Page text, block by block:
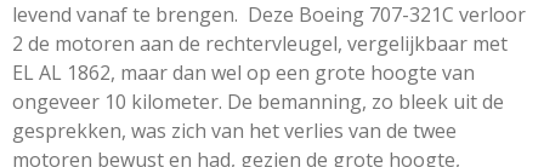
levend vanaf te brengen. Deze Boeing 707-321C verloor
2 de motoren aan de rechtervleugel, vergelijkbaar met
EL AL 1862, maar dan wel op een grote hoogte van
ongeveer 10 kilometer. De bemanning, zo bleek uit de
gesprekken, was zich van het verlies van de twee
motoren bewust en had, gezien de grote hoogte,